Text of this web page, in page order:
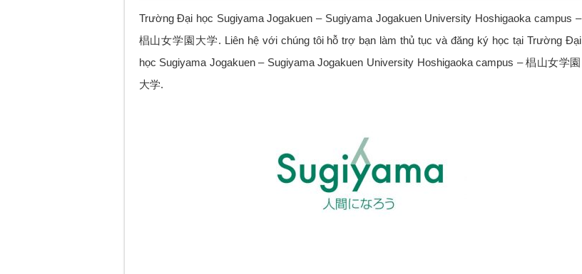
Trường Đại học Sugiyama Jogakuen – Sugiyama Jogakuen University Hoshigaoka campus –
椙山女学園大学. Liên hệ với chúng tôi hỗ trợ bạn làm thủ tục và đăng ký học tại Trường Đại
học Sugiyama Jogakuen – Sugiyama Jogakuen University Hoshigaoka campus – 椙山女学園
大学.